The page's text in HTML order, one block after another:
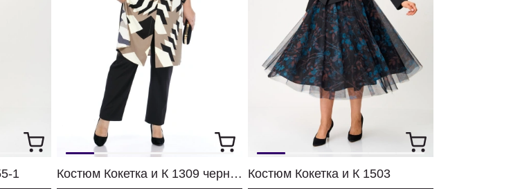
1 Костюм Кокетка и К 1309 черный+бежевый Костюм Кокетка и К 1503